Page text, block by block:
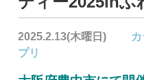
2025.2.13(木曜日)
プリ